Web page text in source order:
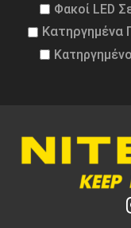
Φακοί LED
Κατηργημένα